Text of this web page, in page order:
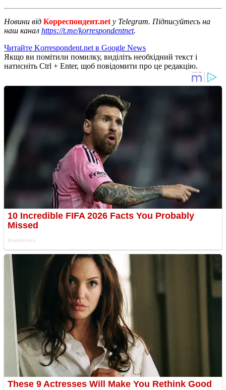
Новини від Корреспондент.net у Telegram. Підписуйтесь на
наш канал https://t.me/korrespondentnet.
Читайте Korrespondent.net в Google News
Якщо ви помітили помилку, виділіть необхідний текст і
натисніть Ctrl + Enter, щоб повідомити про це редакцію.